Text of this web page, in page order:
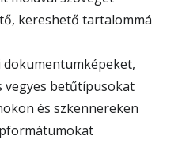
kereshető tartalommá
dokumentumképeket,
vegyes betűtípusokat
és szkennereken